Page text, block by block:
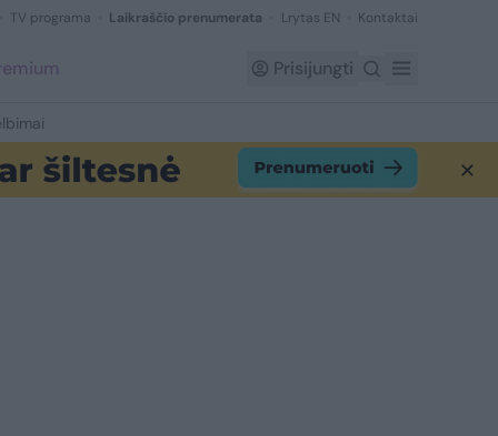
TV programa Laikraščio prenumerata Lrytas EN Kontaktai
Prisijungti